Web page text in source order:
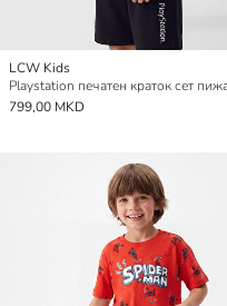
LCW Kids
799,00 MKD